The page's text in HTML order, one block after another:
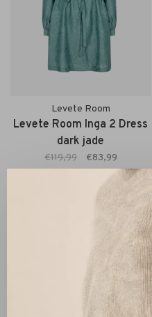
Levete Room
Levete Room Inga 2 Dress
dark jade
€119,99 €83,99